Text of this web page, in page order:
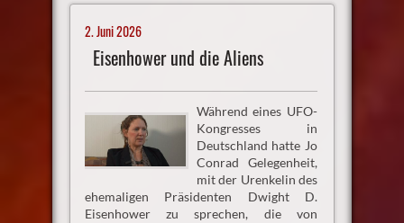
2. Juni 2026
Eisenhower und die Aliens
Während eines UFO-
Kongresses in
Deutschland hatte Jo
Conrad Gelegenheit,
mit der Urenkelin des
ehemaligen Präsidenten Dwight D.
Eisenhower zu sprechen, die von